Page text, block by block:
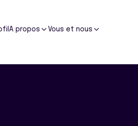
A propos Vous et nous